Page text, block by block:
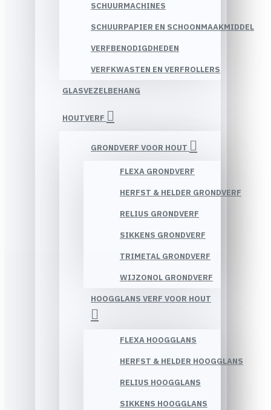
SCHUURMACHINES
SCHUURPAPIER EN SCHOONMAAKMIDDEL
VERFBENODIGDHEDEN
VERFKWASTEN EN VERFROLLERS
GLASVEZELBEHANG
HOUTVERF
GRONDVERF VOOR HOUT
FLEXA GRONDVERF
HERFST & HELDER GRONDVERF
RELIUS GRONDVERF
SIKKENS GRONDVERF
TRIMETAL GRONDVERF
WIJZONOL GRONDVERF
HOOGGLANS VERF VOOR HOUT
FLEXA HOOGGLANS
HERFST & HELDER HOOGGLANS
RELIUS HOOGGLANS
SIKKENS HOOGGLANS